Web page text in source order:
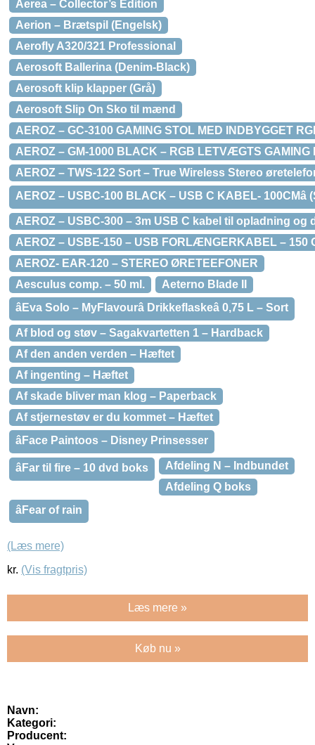
Aerea – Collector’s Edition
Aerion – Brætspil (Engelsk)
Aerofly A320/321 Professional
Aerosoft Ballerina (Denim-Black)
Aerosoft klip klapper (Grå)
Aerosoft Slip On Sko til mænd
AEROZ – GC-3100 GAMING STOL MED INDBYGGET
AEROZ – GM-1000 BLACK – RGB LETVÆGTS GAMING
AEROZ – TWS-122 Sort – True Wireless Stereo
AEROZ – USBC-100 BLACK – USB C KABEL- 100CMâ
AEROZ – USBC-300 – 3m USB C kabel til opladning og
AEROZ – USBE-150 – USB FORLÆNGERKABEL – 150
AEROZ- EAR-120 – STEREO ØRETEEFONER
Aesculus comp. – 50 ml.
Aeterno Blade II
âEva Solo – MyFlavourâ Drikkeflaskeâ 0,75 L – Sort
Af blod og støv – Sagakvartetten 1 – Hardback
Af den anden verden – Hæftet
Af ingenting – Hæftet
Af skade bliver man klog – Paperback
Af stjernestøv er du kommet – Hæftet
âFace Paintoos – Disney Prinsesser
âFar til fire – 10 dvd boks
Afdeling N – Indbundet
Afdeling Q boks
âFear of rain
(Læs mere)
kr. (Vis fragtpris)
Læs mere »
Køb nu »
Navn:
Kategori:
Producent: